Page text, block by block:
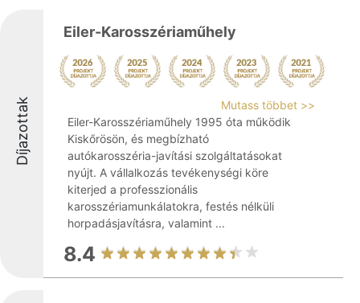
Díjazottak
Eiler-Karosszériaműhely
Mutass többet >>
Eiler-Karosszériaműhely 1995 óta működik
Kiskőrösön, és megbízható
autókarosszéria-javítási szolgáltatásokat
nyújt. A vállalkozás tevékenységi köre
kiterjed a professzionális
karosszériamunkálatokra, festés nélküli
horpadásjavításra, valamint ...
8.4